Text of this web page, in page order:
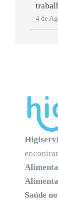
4 de
Saúde